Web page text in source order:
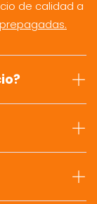
de calidad a